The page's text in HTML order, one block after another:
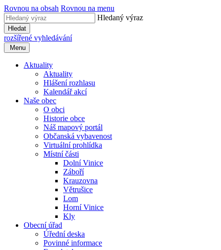
Rovnou na obsah Rovnou na menu
Hledaný výraz
Hledat
rozšířené vyhledávání
Menu
Aktuality
Aktuality
Hlášení rozhlasu
Kalendář akcí
Naše obec
O obci
Historie obce
Náš mapový portál
Občanská vybavenost
Virtuální prohlídka
Místní části
Dolní Vinice
Záboří
Krauzovna
Větrušice
Lom
Horní Vinice
Kly
Obecní úřad
Úřední deska
Povinné informace